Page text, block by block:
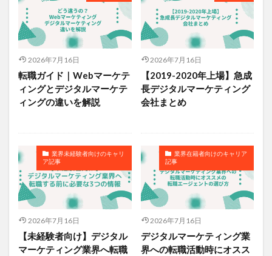
2026年7月16日
転職ガイド｜Webマーケテ
ィングとデジタルマーケテ
ィングの違いを解説
2026年7月16日
【2019-2020年上場】急成
長デジタルマーケティング
会社まとめ
業界未経験者向けのキャリ
ア記事
2026年7月16日
【未経験者向け】デジタル
マーケティング業界へ転職
業界在籍者向けのキャリア
記事
2026年7月16日
デジタルマーケティング業
界への転職活動時にオスス